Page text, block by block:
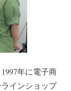
年に電子商
インショップ